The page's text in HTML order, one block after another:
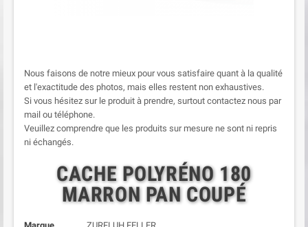
Nous faisons de notre mieux pour vous satisfaire quant à la qualité
et l'exactitude des photos, mais elles restent non exhaustives.
Si vous hésitez sur le produit à prendre, surtout contactez nous par
mail ou téléphone.
Veuillez comprendre que les produits sur mesure ne sont ni repris
ni échangés.
CACHE POLYRÉNO 180
MARRON PAN COUPÉ